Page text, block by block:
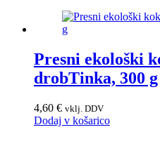
Presni ekološki
drobTinka, 300 g
4,60 € vklj. DDV
Dodaj v košarico